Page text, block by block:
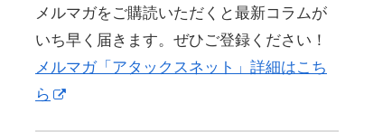
メルマガをご購読いただくと最新コラムが
いち早く届きます。ぜひご登録ください！
メルマガ「アタックスネット」詳細はこち
ら